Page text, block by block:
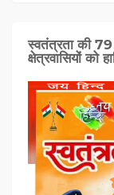
स्वतंत्रता की 79
क्षेत्रवासियों को